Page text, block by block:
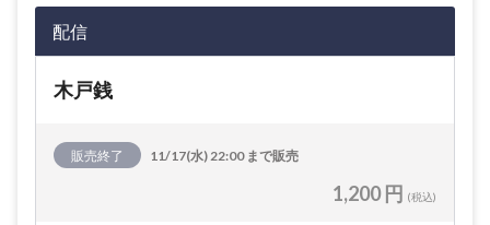
配信
木戸銭
販売終了 11/17(水) 22:00 まで販売
1,200 円 (税込)